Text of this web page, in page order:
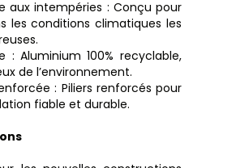
aux intempéries : Conçu pour
les conditions climatiques les
: Aluminium 100% recyclable,
de l’environnement.
: Piliers renforcés pour
fiable et durable.